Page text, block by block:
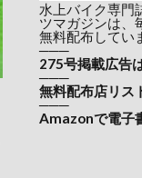
水上バイク専門
ツマガジンは、
無料配布してい
───
275号掲載広告
───
無料配布店リス
───
Amazonで電子